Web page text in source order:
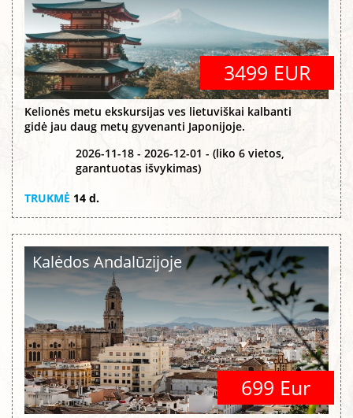
3499 EUR
Kelionės metu ekskursijas ves lietuviškai kalbanti
gidė jau daug metų gyvenanti Japonijoje.
2026-11-18 - 2026-12-01 - (liko 6 vietos,
garantuotas išvykimas)
TRUKMĖ 14 d.
Kalėdos Andalūzijoje
699 Eur